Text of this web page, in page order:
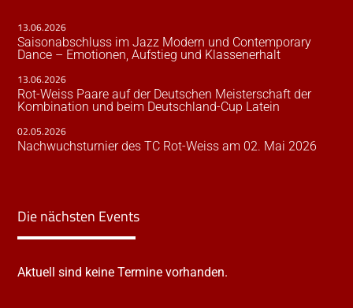
13.06.2026
Saisonabschluss im Jazz Modern und Contemporary
Dance – Emotionen, Aufstieg und Klassenerhalt
13.06.2026
Rot-Weiss Paare auf der Deutschen Meisterschaft der
Kombination und beim Deutschland-Cup Latein
02.05.2026
Nachwuchsturnier des TC Rot-Weiss am 02. Mai 2026
Die nächsten Events
Aktuell sind keine Termine vorhanden.